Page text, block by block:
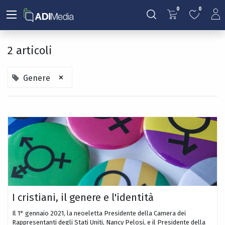
0 0
2 articoli
Genere ×
I cristiani, il genere e l'identità
Il 1° gennaio 2021, la neoeletta Presidente della Camera dei
Rappresentanti degli Stati Uniti, Nancy Pelosi, e il Presidente della